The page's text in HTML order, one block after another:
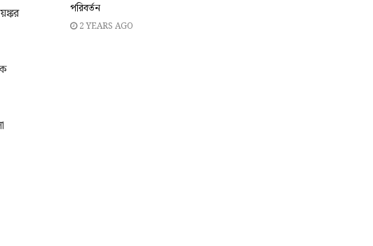
পরিবর্তন
2 YEARS AGO